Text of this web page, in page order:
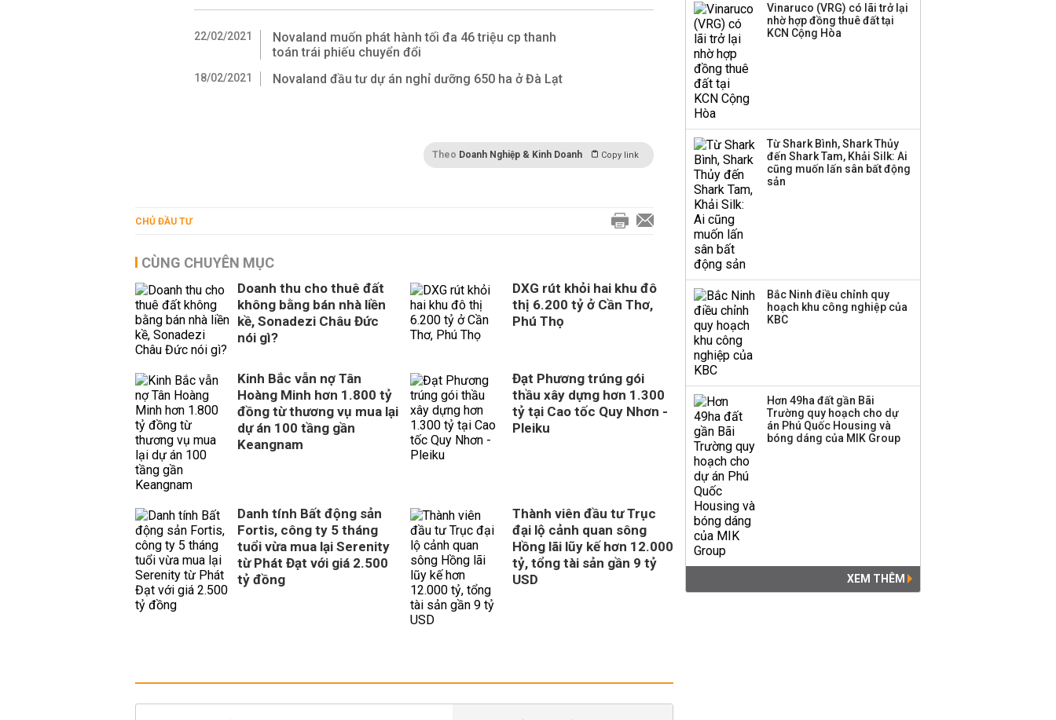
22/02/2021
Novaland muốn phát hành tối đa 46 triệu cp thanh
toán trái phiếu chuyển đổi
18/02/2021 Novaland đầu tư dự án nghỉ dưỡng 650 ha ở Đà Lạt
Theo Doanh Nghiệp & Kinh Doanh Copy link
CHỦ ĐẦU TƯ
CÙNG CHUYÊN MỤC
Doanh thu cho thuê đất
không bằng bán nhà liền
kề, Sonadezi Châu Đức
nói gì?
DXG rút khỏi hai khu đô
thị 6.200 tỷ ở Cần Thơ,
Phú Thọ
Kinh Bắc vẫn nợ Tân
Hoàng Minh hơn 1.800 tỷ
đồng từ thương vụ mua lại
dự án 100 tầng gần
Keangnam
Đạt Phương trúng gói
thầu xây dựng hơn 1.300
tỷ tại Cao tốc Quy Nhơn -
Pleiku
Danh tính Bất động sản
Fortis, công ty 5 tháng
tuổi vừa mua lại Serenity
từ Phát Đạt với giá 2.500
tỷ đồng
Thành viên đầu tư Trục
đại lộ cảnh quan sông
Hồng lãi lũy kế hơn 12.000
tỷ, tổng tài sản gần 9 tỷ
USD
TOP 10 ngân hàng lãi
Công ty 100 tỷ của
Huấn Hoa Hồng bỗng
dưng ‘biến mất’, một
Vinaruco (VRG) có lãi trở lại
nhờ hợp đồng thuê đất tại
KCN Cộng Hòa
Từ Shark Bình, Shark Thủy
đến Shark Tam, Khải Silk: Ai
cũng muốn lấn sân bất động
sản
Bắc Ninh điều chỉnh quy
hoạch khu công nghiệp của
KBC
Hơn 49ha đất gần Bãi
Trường quy hoạch cho dự
án Phú Quốc Housing và
bóng dáng của MIK Group
XEM THÊM